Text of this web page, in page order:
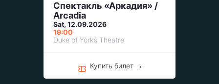
Спектакль «Аркадия» /
Arcadia
Sat, 12.09.2026
19:00
Duke of York’s Theatre
Купить билет